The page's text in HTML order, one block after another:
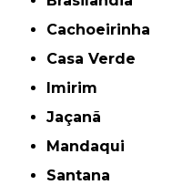
Cachoeirinha
Casa Verde
Imirim
Jaçanã
Mandaqui
Santana